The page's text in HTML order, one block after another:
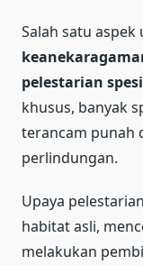
Salah satu aspek
pelestarian
khusus, banyak
terancam punah
perlindungan.
Upaya
habitat asli,
melakukan